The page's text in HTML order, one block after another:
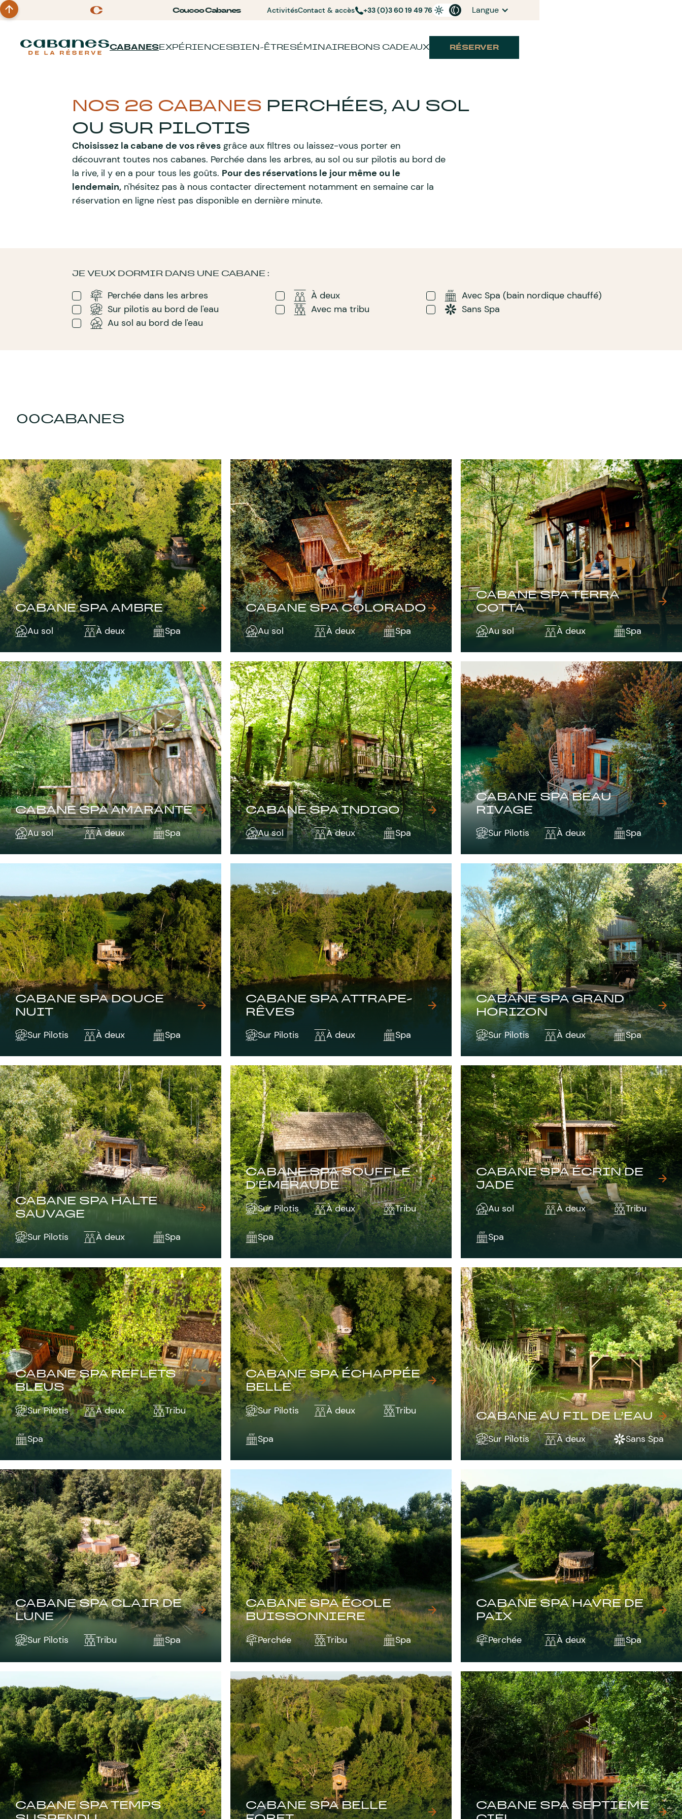
Coucoo Cabanes ActivitésContact & accès +33 (0)3 60 19 49 76 Langue
CABANESEXPÉRIENCESBIEN-ÊTRESÉMINAIREBONS CADEAUX RÉSERVER
NOS 26 CABANES PERCHÉES, AU SOL
OU SUR PILOTIS
Choisissez la cabane de vos rêves grâce aux filtres ou laissez-vous porter en
découvrant toutes nos cabanes. Perchée dans les arbres, au sol ou sur pilotis au bord de
la rive, il y en a pour tous les goûts. Pour des réservations le jour même ou le
lendemain, n'hésitez pas à nous contacter directement notamment en semaine car la
réservation en ligne n'est pas disponible en dernière minute.
JE VEUX DORMIR DANS UNE CABANE :
Perchée dans les arbres
Sur pilotis au bord de l'eau
Au sol au bord de l'eau
À deux
Avec ma tribu
Avec Spa (bain nordique chauffé)
Sans Spa
00CABANES
CABANE SPA AMBRE
Au sol À deux Spa
CABANE SPA COLORADO
Au sol À deux Spa
CABANE SPA TERRA
COTTA
Au sol À deux Spa
CABANE SPA AMARANTE
Au sol À deux Spa
CABANE SPA INDIGO
Au sol À deux Spa
CABANE SPA BEAU
RIVAGE
Sur Pilotis À deux Spa
CABANE SPA DOUCE
NUIT
Sur Pilotis À deux Spa
CABANE SPA ATTRAPE-
RÊVES
Sur Pilotis À deux Spa
CABANE SPA GRAND
HORIZON
Sur Pilotis À deux Spa
CABANE SPA HALTE
SAUVAGE
Sur Pilotis À deux Spa
CABANE SPA SOUFFLE
D’ÉMERAUDE
Sur Pilotis À deux Tribu
Spa
CABANE SPA ÉCRIN DE
JADE
Au sol À deux Tribu
Spa
CABANE SPA REFLETS
BLEUS
Sur Pilotis À deux Tribu
Spa
CABANE SPA ÉCHAPPÉE
BELLE
Sur Pilotis À deux Tribu
Spa
CABANE AU FIL DE L’EAU
Sur Pilotis À deux Sans Spa
CABANE SPA CLAIR DE
LUNE
Sur Pilotis Tribu Spa
CABANE SPA ÉCOLE
BUISSONNIERE
Perchée Tribu Spa
CABANE SPA HAVRE DE
PAIX
Perchée À deux Spa
CABANE SPA TEMPS
CABANE SPA BELLE
CABANE SPA SEPTIEME